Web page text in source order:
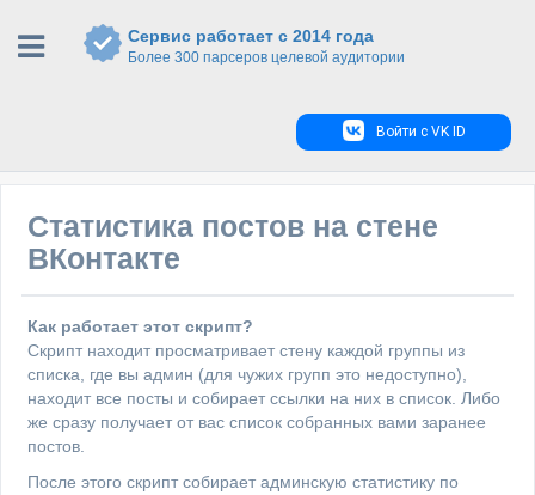
Сервис работает с 2014 года
Более 300 парсеров целевой аудитории
Войти с VK ID
Статистика постов на стене
ВКонтакте
Как работает этот скрипт?
Скрипт находит просматривает стену каждой группы из
списка, где вы админ (для чужих групп это недоступно),
находит все посты и собирает ссылки на них в список. Либо
же сразу получает от вас список собранных вами заранее
постов.
После этого скрипт собирает админскую статистику по